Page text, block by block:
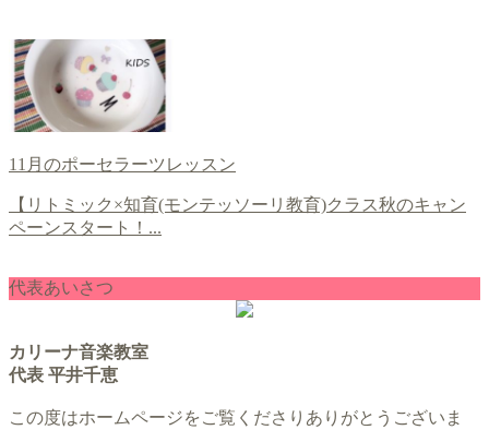
11月のポーセラーツレッスン
【リトミック×知育(モンテッソーリ教育)クラス秋のキャン
ペーンスタート！...
代表あいさつ
カリーナ音楽教室
代表 平井千恵
この度はホームページをご覧くださりありがとうございま